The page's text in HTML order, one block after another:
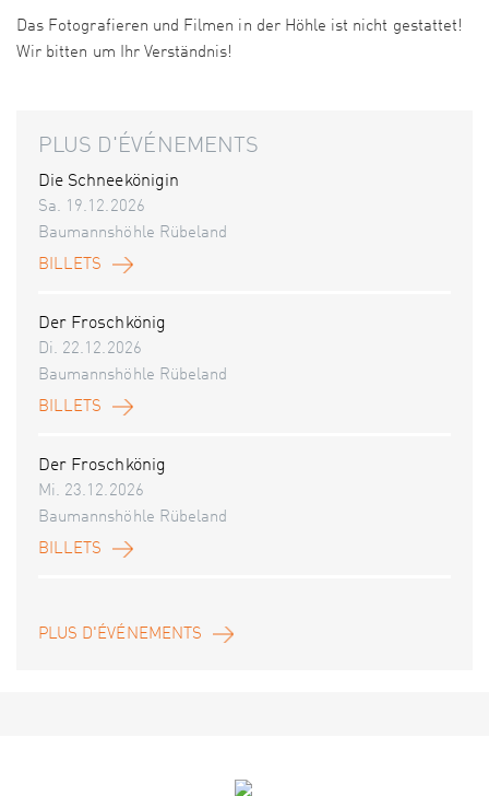
Das Fotografieren und Filmen in der Höhle ist nicht gestattet!
Wir bitten um Ihr Verständnis!
PLUS D'ÉVÉNEMENTS
Die Schneekönigin
Sa. 19.12.2026
Baumannshöhle Rübeland
BILLETS
Der Froschkönig
Di. 22.12.2026
Baumannshöhle Rübeland
BILLETS
Der Froschkönig
Mi. 23.12.2026
Baumannshöhle Rübeland
BILLETS
PLUS D'ÉVÉNEMENTS